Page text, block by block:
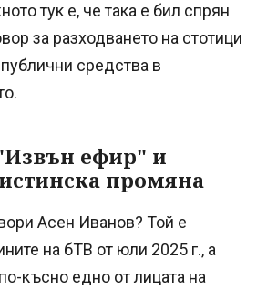
тук е, че така е бил спрян
за разходването на стотици
средства в
ефир" и
промяна
Асен Иванов? Той е
на бТВ от юли 2025 г., а
късно едно от лицата на